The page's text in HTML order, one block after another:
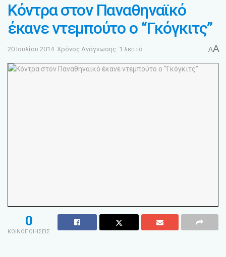
Κόντρα στον Παναθηναϊκό
έκανε ντεμπούτο ο “Γκόγκιτς”
20 Ιουλίου 2014 Χρόνος Ανάγνωσης: 1 λεπτό AA
0
ΚΟΙΝΟΠΟΙΗΣΕΙΣ